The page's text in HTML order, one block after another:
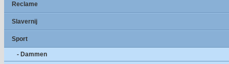
Reclame
Slavernij
Sport
- Dammen